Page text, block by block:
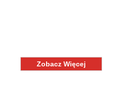
Zobacz Więcej